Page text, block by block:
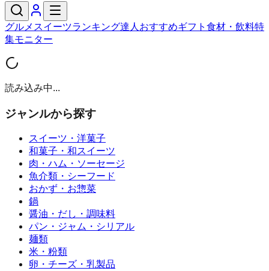
グルメ スイーツランキング達人おすすめギフト 食材・飲料特
集モニター
読み込み中...
ジャンルから探す
スイーツ・洋菓子
和菓子・和スイーツ
肉・ハム・ソーセージ
魚介類・シーフード
おかず・お惣菜
鍋
醤油・だし・調味料
パン・ジャム・シリアル
麺類
米・粉類
卵・チーズ・乳製品